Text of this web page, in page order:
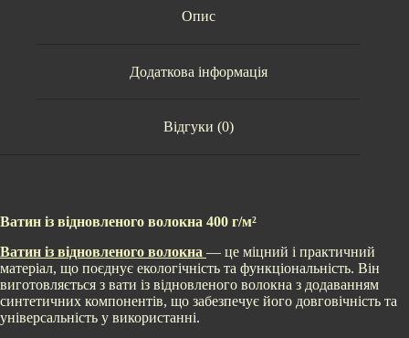
Опис
Додаткова інформація
Відгуки (0)
Ватин із відновленого волокна 400 г/м²
Ватин із відновленого волокна — це міцний і практичний
матеріал, що поєднує екологічність та функціональність. Він
виготовляється з вати із відновленого волокна з додаванням
синтетичних компонентів, що забезпечує його довговічність та
універсальність у використанні.